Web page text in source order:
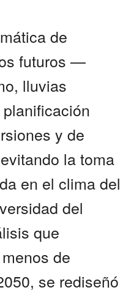
de
futuros —
lluvias
y de
la toma
en el clima del
del
que
de
se rediseñó